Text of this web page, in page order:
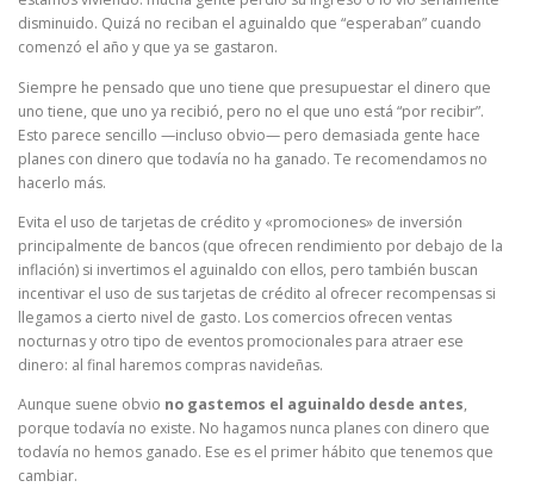
disminuido. Quizá no reciban el aguinaldo que “esperaban” cuando
comenzó el año y que ya se gastaron.
Siempre he pensado que uno tiene que presupuestar el dinero que
uno tiene, que uno ya recibió, pero no el que uno está “por recibir”.
Esto parece sencillo —incluso obvio— pero demasiada gente hace
planes con dinero que todavía no ha ganado. Te recomendamos no
hacerlo más.
Evita el uso de tarjetas de crédito y «promociones» de inversión
principalmente de bancos (que ofrecen rendimiento por debajo de la
inflación) si invertimos el aguinaldo con ellos, pero también buscan
incentivar el uso de sus tarjetas de crédito al ofrecer recompensas si
llegamos a cierto nivel de gasto. Los comercios ofrecen ventas
nocturnas y otro tipo de eventos promocionales para atraer ese
dinero: al final haremos compras navideñas.
Aunque suene obvio no gastemos el aguinaldo desde antes,
porque todavía no existe. No hagamos nunca planes con dinero que
todavía no hemos ganado. Ese es el primer hábito que tenemos que
cambiar.